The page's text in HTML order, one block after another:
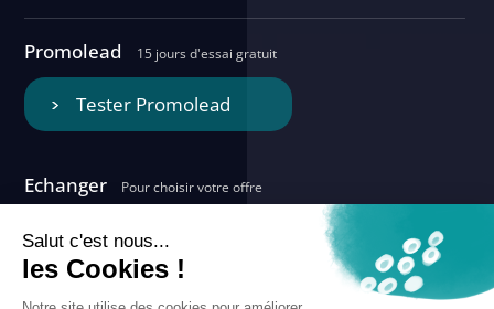
Promolead 15 jours d'essai gratuit
Tester Promolead
Echanger Pour choisir votre offre
Nous contacter